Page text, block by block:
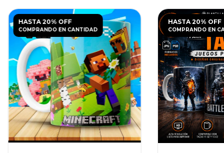
HASTA 20% OFF
COMPRANDO EN CANTIDAD
HASTA 20% OFF
COMPRANDO EN